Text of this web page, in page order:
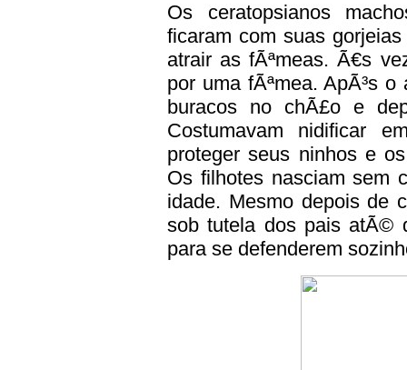
Os ceratopsianos
ficaram com suas
atrair as fÃªmeas. Ã€s
por uma fÃªmea. ApÃ³s
buracos no chÃ£o e
Costumavam nidificar
proteger seus ninhos e
Os filhotes nasciam sem
idade. Mesmo depois de
sob tutela dos pais atÃ©
para se defenderem